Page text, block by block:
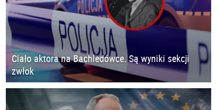
Ciało aktora na Bachledówce. Są wyniki sekcji
zwłok